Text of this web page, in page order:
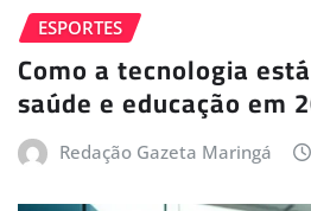
ESPORTES
Como a tecnologia
saúde e educação em
Redação Gazeta Maringá